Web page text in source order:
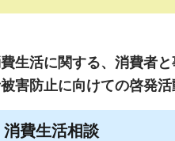
生活に関する、消費者と
害防止に向けての啓発活
費生活相談